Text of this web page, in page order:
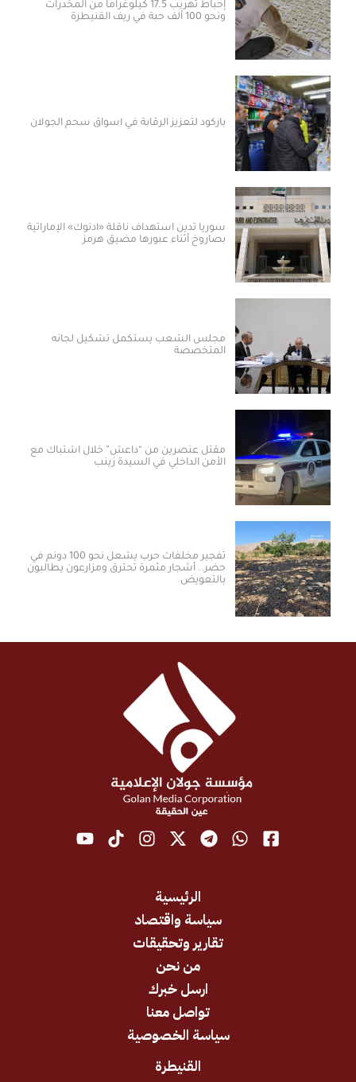
إحباط تهريب 17.5 كيلوغراماً من المخدرات
ونحو 100 ألف حبة في ريف القنيطرة
باركود لتعزيز الرقابة في أسواق سحم الجولان
سوريا تدين استهداف ناقلة «أدنوك» الإماراتية
بصاروخ أثناء عبورها مضيق هرمز
مجلس الشعب يستكمل تشكيل لجانه
المتخصصة
مقتل عنصرين من “داعش” خلال اشتباك مع
الأمن الداخلي في السيدة زينب
تفجير مخلفات حرب يشعل نحو 100 دونم في
حضر.. أشجار مثمرة تحترق ومزارعون يطالبون
بالتعويض
سياسة واقتصاد
تقارير وتحقيقات
ارسل خبرك
تواصل معنا
سياسة الخصوصية